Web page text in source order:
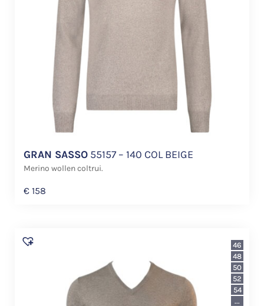
GRAN SASSO 55157 – 140 COL BEIGE
Merino wollen coltrui.
€ 158
46
48
50
52
54
...